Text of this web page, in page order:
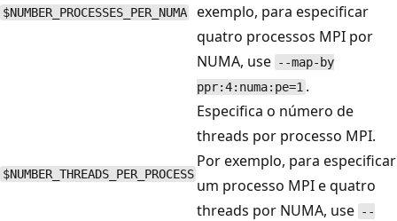
$NUMBER_PROCESSES_PER_NUMA
exemplo, para especificar
quatro processos MPI por
NUMA, use --map-by
ppr:4:numa:pe=1 .
$NUMBER_THREADS_PER_PROCESS
Especifica o número de
threads por processo MPI.
Por exemplo, para especificar
um processo MPI e quatro
threads por NUMA, use --